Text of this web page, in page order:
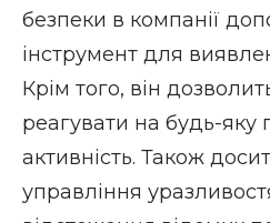
безпеки в компанії
інструмент для
Крім того, він
реагувати на будь-яку
активність. Також
управління